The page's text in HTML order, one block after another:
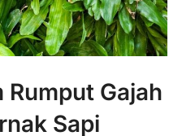
Rumput Gajah
Sapi